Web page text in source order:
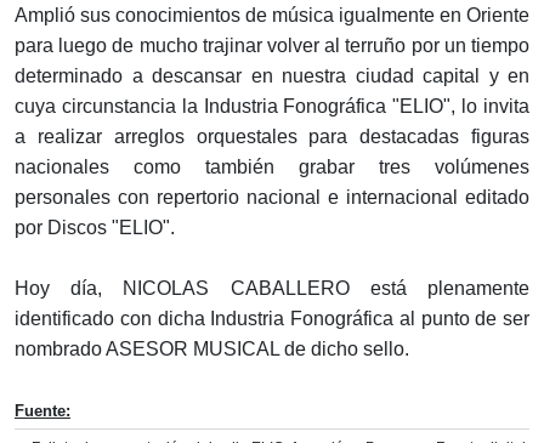
Amplió sus conocimientos de música igualmente en Oriente
para luego de mucho trajinar volver al terruño por un tiempo
determinado a descansar en nuestra ciudad capital y en
cuya circunstancia la Industria Fonográfica "ELIO", lo invita
a realizar arreglos orquestales para destacadas figuras
nacionales como también grabar tres volúmenes
personales con repertorio nacional e internacional editado
por Discos "ELIO".
Hoy día, NICOLAS CABALLERO está plenamente
identificado con dicha Industria Fonográfica al punto de ser
nombrado ASESOR MUSICAL de dicho sello.
Fuente: